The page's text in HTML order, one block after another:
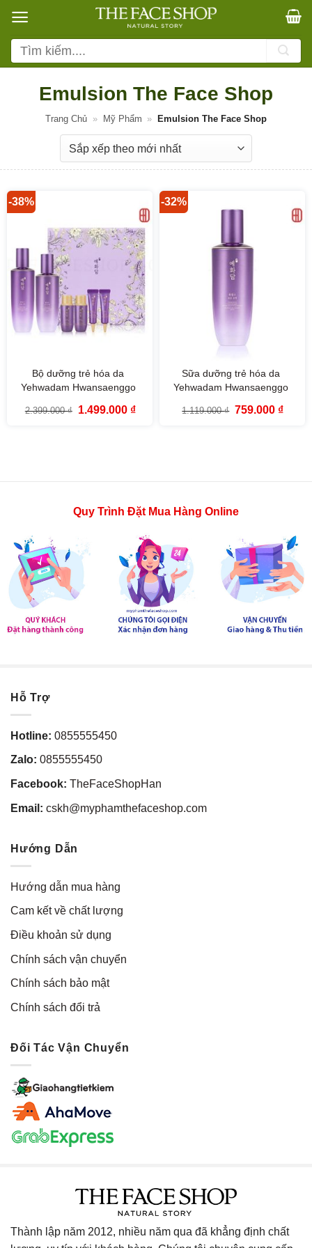
qua
nội
dung
Tìm
kiếm:
Emulsion The Face Shop
Trang Chủ » Mỹ Phẩm » Emulsion The Face Shop
-38%
Bộ dưỡng trẻ hóa da
Yehwadam Hwansaenggo
Set (6 SP)
2.399.000₫
Giá
1.499.000 ₫Giá
-32%
Sữa dưỡng trẻ hóa da
Yehwadam Hwansaenggo
Emulsion (140ml)
1.119.000₫ Giá
759.000 ₫Giá
Quy Trình Đặt Mua Hàng Online
Hỗ Trợ
Hotline: 0855555450
Zalo: 0855555450
Facebook: TheFaceShopHan
Email: cskh@myphamthefaceshop.com
Hướng Dẫn
Hướng dẫn mua hàng
Cam kết về chất lượng
Điều khoản sử dụng
Chính sách vận chuyển
Chính sách bảo mật
Chính sách đổi trả
Đối Tác Vận Chuyển
Thành lập năm 2012, nhiều năm qua đã khẳng định chất